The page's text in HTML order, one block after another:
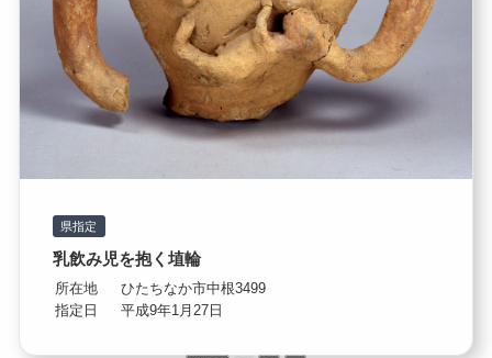
県指定
乳飲み児を抱く埴輪
所在地
ひたちなか市中根3499
指定日
平成9年1月27日